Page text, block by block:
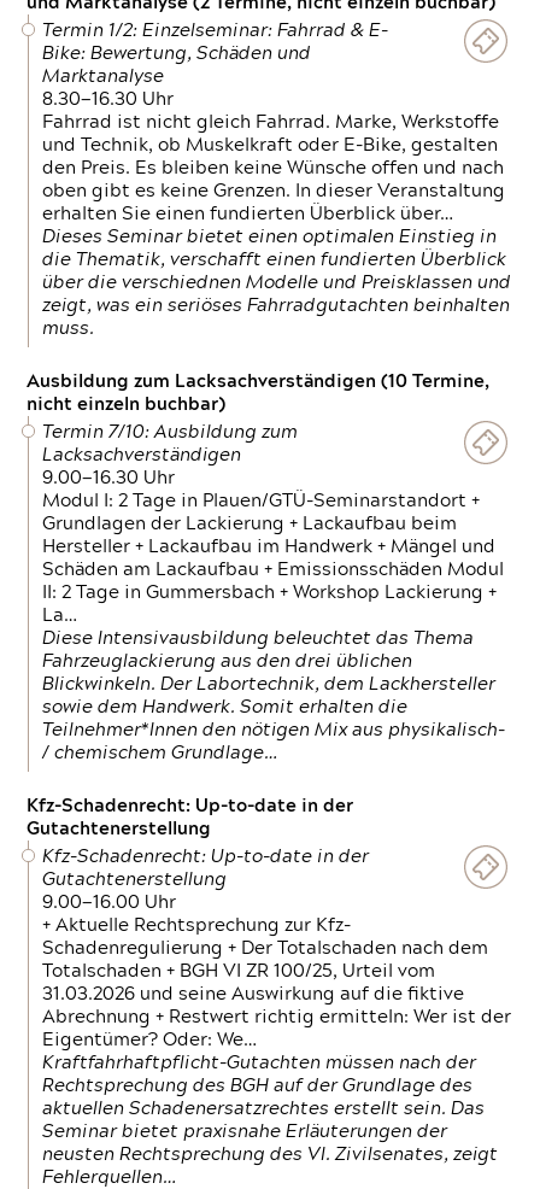
Termin 1/2: Einzelseminar: Fahrrad & E-
Bike: Bewertung, Schäden und
Marktanalyse
8.30—16.30 Uhr
Fahrrad ist nicht gleich Fahrrad. Marke, Werkstoffe
und Technik, ob Muskelkraft oder E-Bike, gestalten
den Preis. Es bleiben keine Wünsche offen und nach
oben gibt es keine Grenzen. In dieser Veranstaltung
erhalten Sie einen fundierten Überblick über…
Dieses Seminar bietet einen optimalen Einstieg in
die Thematik, verschafft einen fundierten Überblick
über die verschiednen Modelle und Preisklassen und
zeigt, was ein seriöses Fahrradgutachten beinhalten
muss.
Ausbildung zum Lacksachverständigen (10 Termine,
nicht einzeln buchbar)
Termin 7/10: Ausbildung zum
Lacksachverständigen
9.00—16.30 Uhr
Modul I: 2 Tage in Plauen/GTÜ-Seminarstandort +
Grundlagen der Lackierung + Lackaufbau beim
Hersteller + Lackaufbau im Handwerk + Mängel und
Schäden am Lackaufbau + Emissionsschäden Modul
II: 2 Tage in Gummersbach + Workshop Lackierung +
La…
Diese Intensivausbildung beleuchtet das Thema
Fahrzeuglackierung aus den drei üblichen
Blickwinkeln. Der Labortechnik, dem Lackhersteller
sowie dem Handwerk. Somit erhalten die
Teilnehmer*Innen den nötigen Mix aus physikalisch-
/ chemischem Grundlage…
Kfz-Schadenrecht: Up-to-date in der
Gutachtenerstellung
Kfz-Schadenrecht: Up-to-date in der
Gutachtenerstellung
9.00—16.00 Uhr
+ Aktuelle Rechtsprechung zur Kfz-
Schadenregulierung + Der Totalschaden nach dem
Totalschaden + BGH VI ZR 100/25, Urteil vom
31.03.2026 und seine Auswirkung auf die fiktive
Abrechnung + Restwert richtig ermitteln: Wer ist der
Eigentümer? Oder: We…
Kraftfahrhaftpflicht-Gutachten müssen nach der
Rechtsprechung des BGH auf der Grundlage des
aktuellen Schadenersatzrechtes erstellt sein. Das
Seminar bietet praxisnahe Erläuterungen der
neusten Rechtsprechung des VI. Zivilsenates, zeigt
Fehlerquellen…